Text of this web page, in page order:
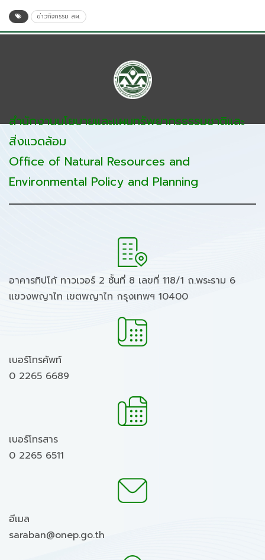
ข่าวกิจกรรม สผ.
สำนักงานนโยบายและแผนทรัพยากรธรรมชาติและ
สิ่งแวดล้อม
Office of Natural Resources and
Environmental Policy and Planning
อาคารทิปโก้ ทาวเวอร์ 2 ชั้นที่ 8 เลขที่ 118/1 ถ.พระราม 6
แขวงพญาไท เขตพญาไท กรุงเทพฯ 10400
เบอร์โทรศัพท์
0 2265 6689
เบอร์โทรสาร
0 2265 6511
อีเมล
saraban@onep.go.th